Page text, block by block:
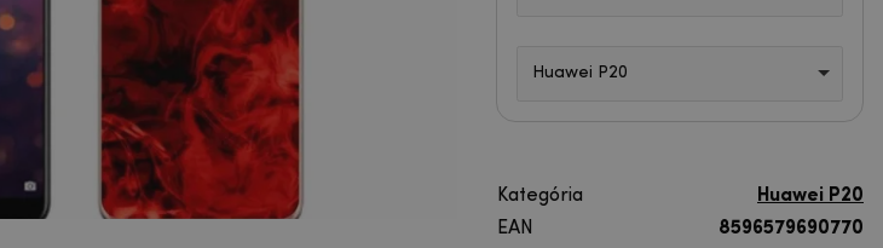
Huawei P20
Kategória
Huawei P20
EAN
8596579690770